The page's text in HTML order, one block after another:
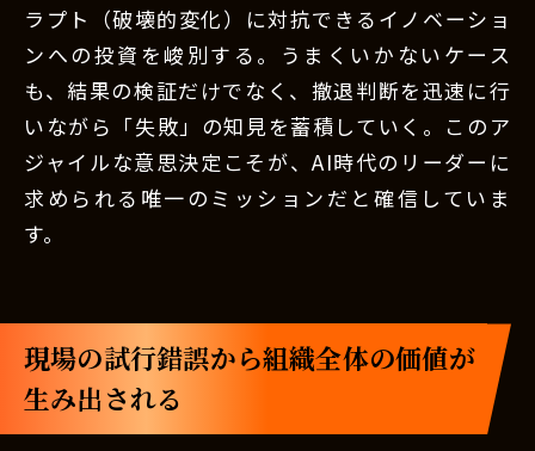
ラプト（破壊的変化）に対抗できるイノベーショ
ンへの投資を峻別する。うまくいかないケース
も、結果の検証だけでなく、撤退判断を迅速に行
いながら「失敗」の知見を蓄積していく。このア
ジャイルな意思決定こそが、AI時代のリーダーに
求められる唯一のミッションだと確信していま
す。
現場の試行錯誤から組織全体の価値が
生み出される